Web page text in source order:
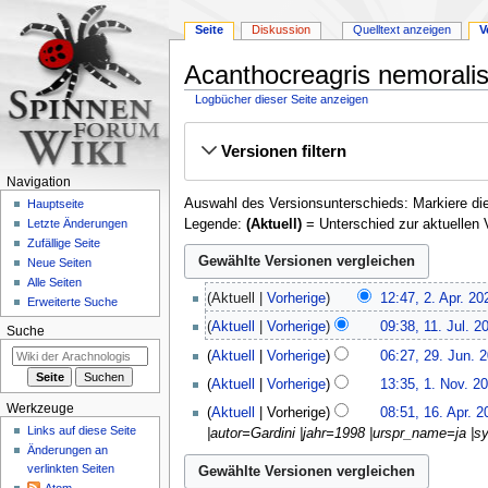
Acanthocreagris
Logbücher dieser Seite anzeigen
Navigation
SucheVersionen filtern
Auswahl des Versionsunterschieds: Markiere
Legende: (Aktuell)= Unterschied zur aktuellen
April
2022
Aktuell Vorherige 12:47, 2. Apr.
11.
Juli
2021
Aktuell Vorherige 09:38, 11. Jul.
Juni
2018
Aktuell Vorherige 06:27, 29. Jun.
2017
Aktuell Vorherige 13:35, 1. Nov.
April
Aktuell Vorherige 08:51, 16. Apr.
|autor=Gardini |jahr=1998 |urspr_name=ja
Seite Diskussion Quelltext anzeigen
Navigation
Hauptseite
Letzte Änderungen
Zufällige Seite
Neue Seiten
Alle Seiten
Erweiterte Suche
Suche
Werkzeuge
Links auf diese Seite
Änderungen an
verlinkten Seiten